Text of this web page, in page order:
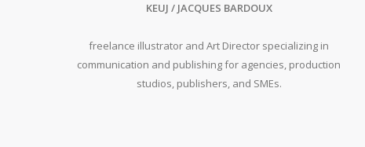
KEUJ / JACQUES BARDOUX
freelance illustrator and Art Director specializing in
communication and publishing for agencies, production
studios, publishers, and SMEs.